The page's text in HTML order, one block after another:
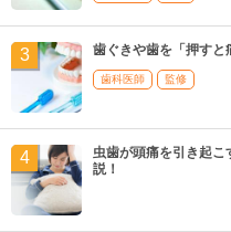
歯ぐきや歯を「押すと
歯科医師 監修
虫歯が頭痛を引き起
説！